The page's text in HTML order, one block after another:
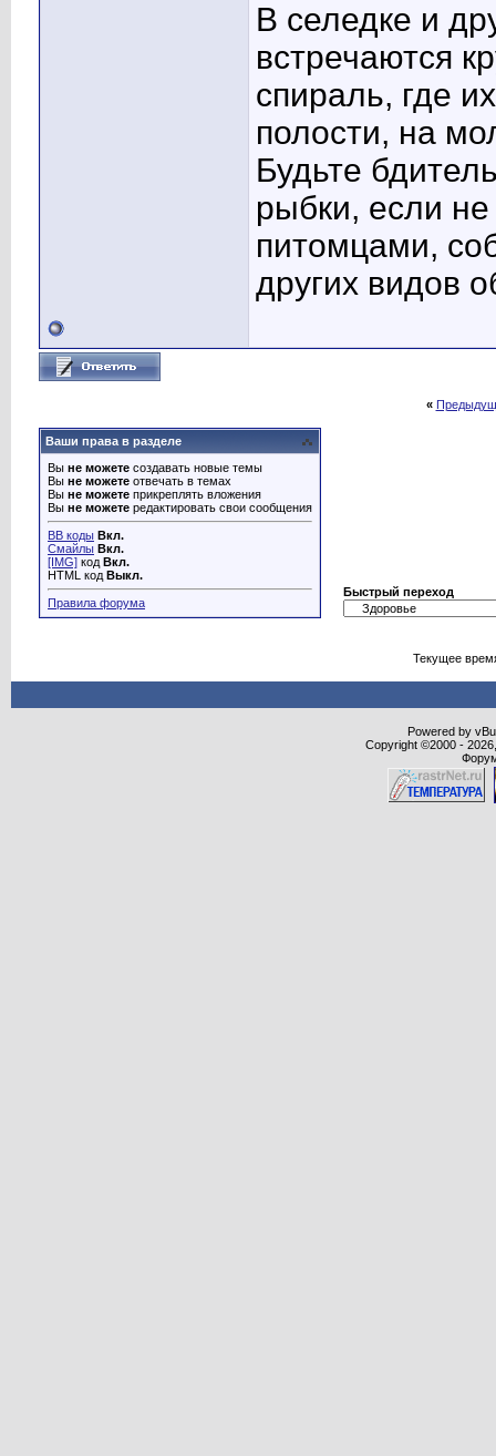
В селедке и
встречаются
спираль, где
полости, на
Будьте
рыбки, если
питомцами,
других видов
«
Ваши права в разделе
Вы не можете создавать новые темы
Вы не можете отвечать в темах
Вы не можете прикреплять вложения
Вы не можете редактировать свои сообщения
BB коды Вкл.
Смайлы Вкл.
[IMG] код Вкл.
HTML код Выкл.
Правила форума
Быстрый переход
Текущее
Powered by
Copyright ©2000 -